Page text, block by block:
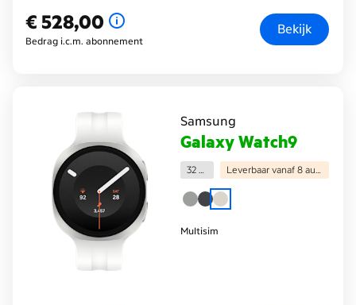
€ 528,00
€ 528,00
Bedrag i.c.m. abonnement
Bekijk
Samsung
Galaxy Watch9
Multisim